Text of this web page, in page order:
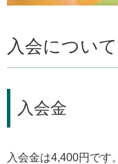
入会について
入会金
入会金は4,400円です。